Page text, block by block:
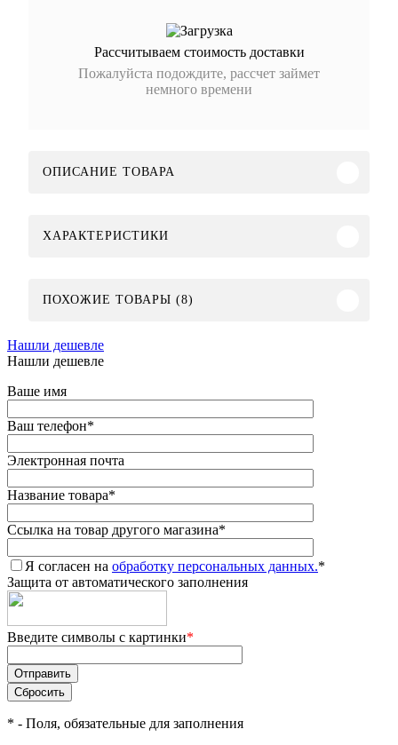
Рассчитываем стоимость доставки
Пожалуйста подождите, рассчет займет
немного времени
ОПИСАНИЕ ТОВАРА
ХАРАКТЕРИСТИКИ
ПОХОЖИЕ ТОВАРЫ (8)
Нашли дешевле
Нашли дешевле
Ваше имя
Ваш телефон*
Электронная почта
Название товара*
Ссылка на товар другого магазина*
Я согласен на обработку персональных данных.*
Защита от автоматического заполнения
Введите символы с картинки*
* - Поля, обязательные для заполнения